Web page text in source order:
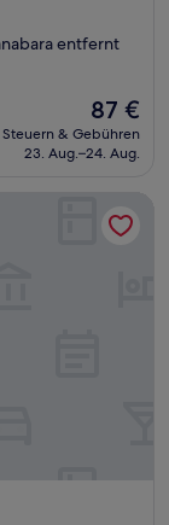
entfernt
Der
Preis
beträgt
87 €
Steuern & Gebühren
23. Aug.–24. Aug.